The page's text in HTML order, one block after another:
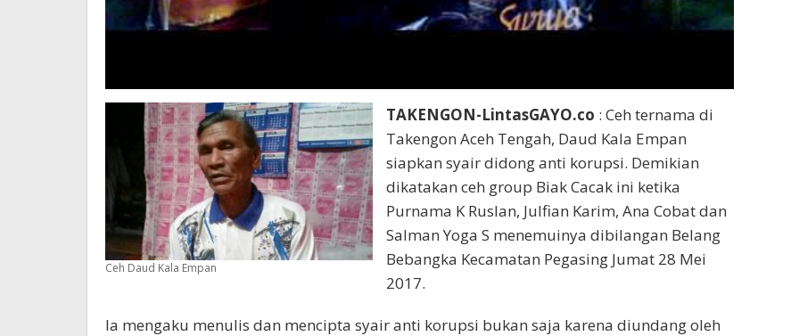
Ceh Daud Kala Empan
TAKENGON-LintasGAYO.co : Ceh ternama di
Takengon Aceh Tengah, Daud Kala Empan
siapkan syair didong anti korupsi. Demikian
dikatakan ceh group Biak Cacak ini ketika
Purnama K Ruslan, Julfian Karim, Ana Cobat dan
Salman Yoga S menemuinya dibilangan Belang
Bebangka Kecamatan Pegasing Jumat 28 Mei
2017.
Ia mengaku menulis dan mencipta syair anti korupsi bukan saja karena diundang oleh